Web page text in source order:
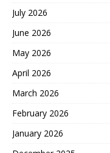
July 2026
June 2026
May 2026
April 2026
March 2026
February 2026
January 2026